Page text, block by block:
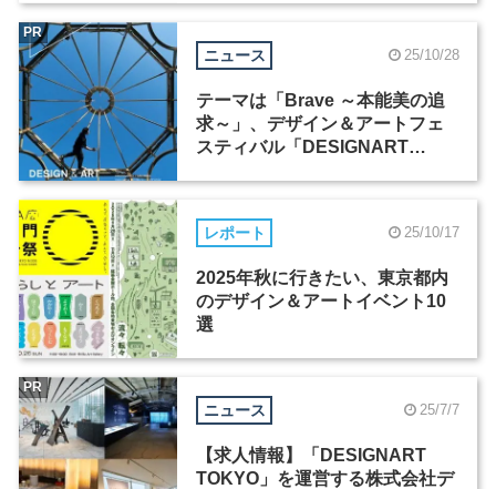
ニュース 25/10/28
テーマは「Brave ～本能美の追
求～」、デザイン＆アートフェ
スティバル「DESIGNART
PR
レポート 25/10/17
2025年秋に行きたい、東京都内
のデザイン＆アートイベント10
選
ニュース 25/7/7
【求人情報】「DESIGNART
TOKYO」を運営する株式会社デ
PR